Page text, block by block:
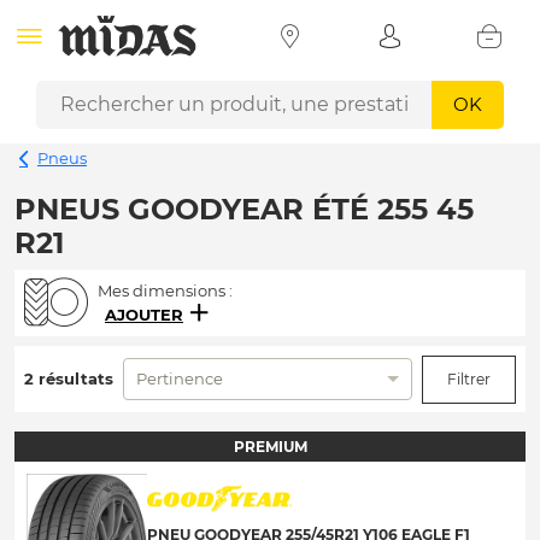
OK
Pneus
PNEUS GOODYEAR ÉTÉ 255 45
R21
Mes dimensions :
AJOUTER
2 résultats Pertinence Filtrer
PREMIUM
PNEU GOODYEAR 255/45R21 Y106 EAGLE F1